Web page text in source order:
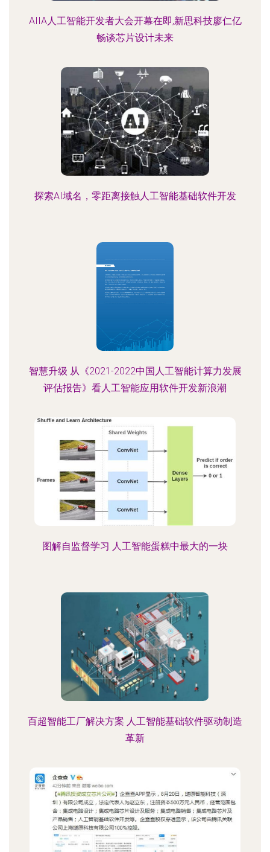
AIIA人工智能开发者大会开幕在即,新思科技廖仁亿
畅谈芯片设计未来
探索AI域名，零距离接触人工智能基础软件开发
智慧升级 从《2021-2022中国人工智能计算力发展
评估报告》看人工智能应用软件开发新浪潮
图解自监督学习 人工智能蛋糕中最大的一块
百超智能工厂解决方案 人工智能基础软件驱动制造
革新